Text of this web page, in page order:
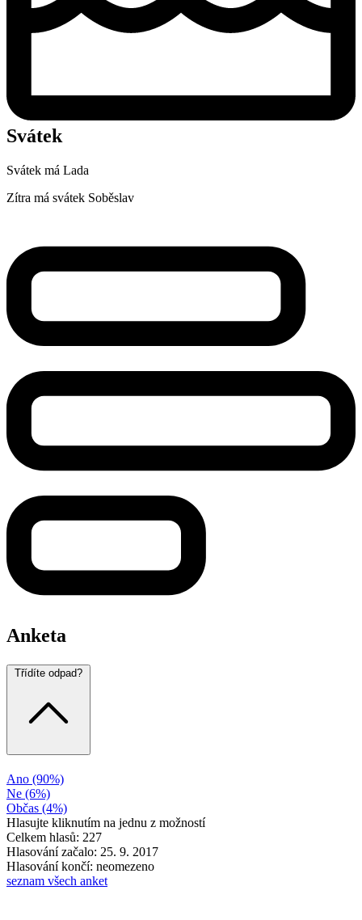
Svátek
Svátek má Lada
Zítra má svátek Soběslav
Anketa
Třídíte odpad?
Ano (90%)
Ne (6%)
Občas (4%)
Hlasujte kliknutím na jednu z možností
Celkem hlasů: 227
Hlasování začalo: 25. 9. 2017
Hlasování končí: neomezeno
seznam všech anket